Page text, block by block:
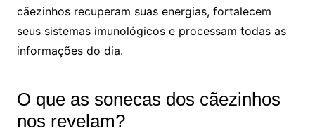
cãezinhos recuperam suas energias, fortalecem
seus sistemas imunológicos e processam todas as
informações do dia.
O que as sonecas dos cãezinhos
nos revelam?